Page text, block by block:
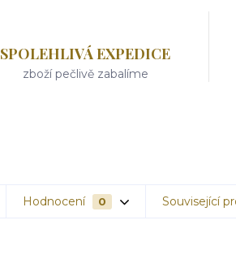
SPOLEHLIVÁ EXPEDICE
zboží pečlivě zabalíme
Hodnocení 0 Související